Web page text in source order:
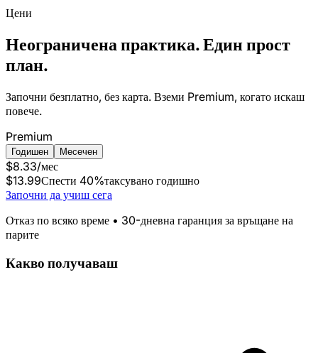
Цени
Неограничена практика. Един прост
план.
Започни безплатно, без карта. Вземи Premium, когато искаш
повече.
Premium
Годишен Месечен
$8.33/мес
$13.99Спести 40%таксувано годишно
Започни да учиш сега
Отказ по всяко време • 30-дневна гаранция за връщане на
парите
Какво получаваш